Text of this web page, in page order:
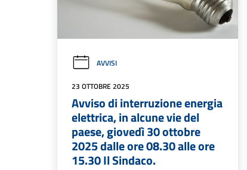
AVVISI
23 OTTOBRE 2025
Avviso di interruzione energia
elettrica, in alcune vie del
paese, giovedì 30 ottobre
2025 dalle ore 08.30 alle ore
15.30 Il Sindaco.